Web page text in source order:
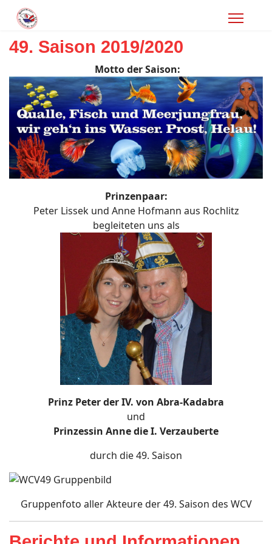
49. Saison 2019/2020
Motto der Saison:
Prinzenpaar:
Peter Lissek und Anne Hofmann aus Rochlitz
begleiteten uns als
Prinz Peter der IV. von Abra-Kadabra
und
Prinzessin Anne die I. Verzauberte
durch die 49. Saison
Gruppenfoto aller Akteure der 49. Saison des WCV